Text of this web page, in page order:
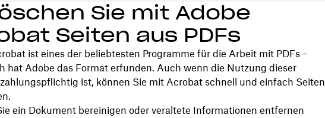
Sie mit Adobe
Seiten aus PDFs
ist eines der beliebtesten Programme für die Arbeit mit PDFs –
hat Adobe das Format erfunden. Auch wenn die Nutzung dieser
ist, können Sie mit Acrobat schnell und einfach Seiten
ein Dokument bereinigen oder veraltete Informationen entfernen